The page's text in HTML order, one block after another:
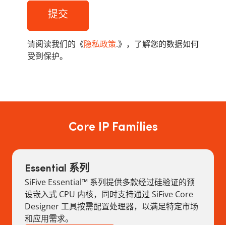
提交
请阅读我们的《 隐私政策.》，了解您的数据如何
受到保护。
Core IP Families
Essential 系列
SiFive Essential™ 系列提供多款经过硅验证的预
设嵌入式 CPU 内核，同时支持通过 SiFive Core
Designer 工具按需配置处理器，以满足特定市场
和应用需求。